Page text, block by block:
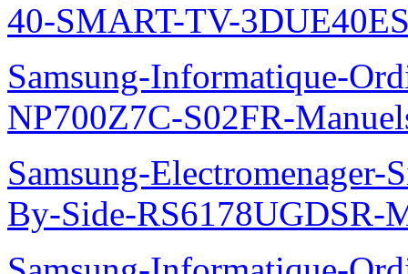
40-SMART-TV-
Samsung-Informatique-
NP700Z7C-S02FR-
Samsung-
By-Side-RS6178UGDSR-